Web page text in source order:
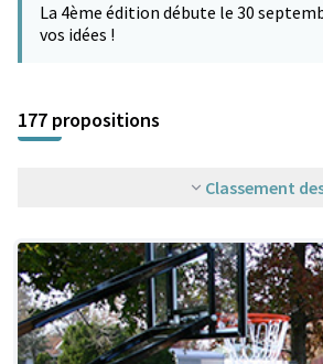
−
La 4ème édition débute le 30
vos idées !
177 propositions
Classement